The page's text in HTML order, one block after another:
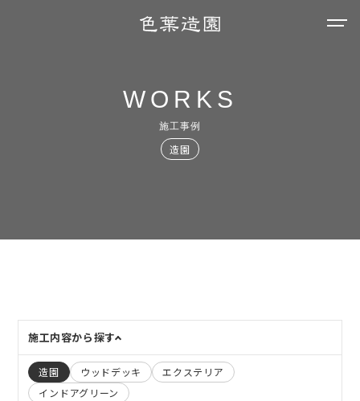
WORKS
施工事例
造園
施工内容から探す
造園 ウッドデッキ
エクステリア
インドアグリーン